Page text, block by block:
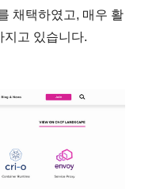
채택하였고, 매우 활
지고 있습니다.